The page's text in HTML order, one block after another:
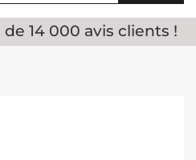
de 14 000 avis clients !